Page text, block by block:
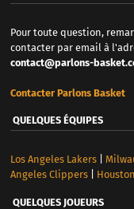
Pour toute question,
contacter par email à
contact@parlons-
Contacter Parlons Basket
QUELQUES ÉQUIPES
Los Angeles Lakers|
Angeles Clippers|
QUELQUES JOUEURS